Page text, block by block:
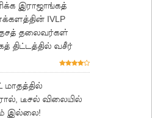
இராஜாங்கத்
IVLP
தலைவர்கள்
திட்டத்தில் வசீர்
டீசல் விலையில்
இல்லை!